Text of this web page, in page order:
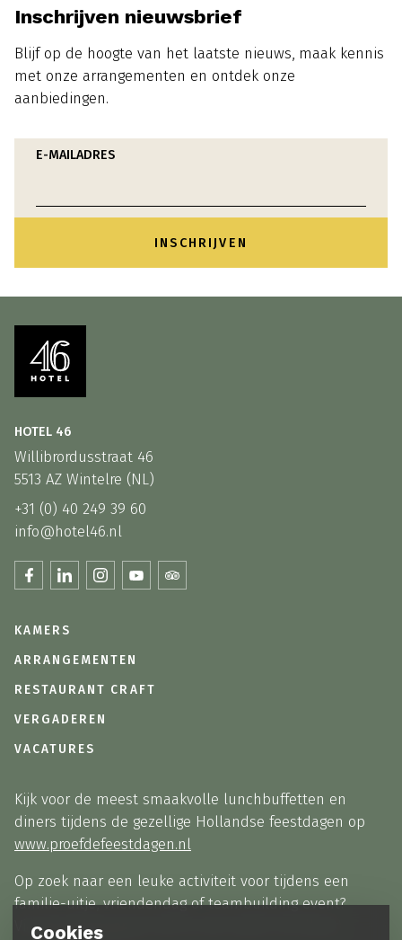
Inschrijven nieuwsbrief
Blijf op de hoogte van het laatste nieuws, maak kennis
met onze arrangementen en ontdek onze
aanbiedingen.
E-MAILADRES
HOTEL 46
Willibrordusstraat 46
5513 AZ Wintelre (NL)
+31 (0) 40 249 39 60
info@hotel46.nl
KAMERS
ARRANGEMENTEN
RESTAURANT CRAFT
VERGADEREN
VACATURES
Kijk voor de meest smaakvolle lunchbuffetten en
diners tijdens de gezellige Hollandse feestdagen op
www.proefdefeestdagen.nl
Op zoek naar een leuke activiteit voor tijdens een
familie-uitje, vriendendag of teambuilding event?
Viapartyplanner.nl
Cookies